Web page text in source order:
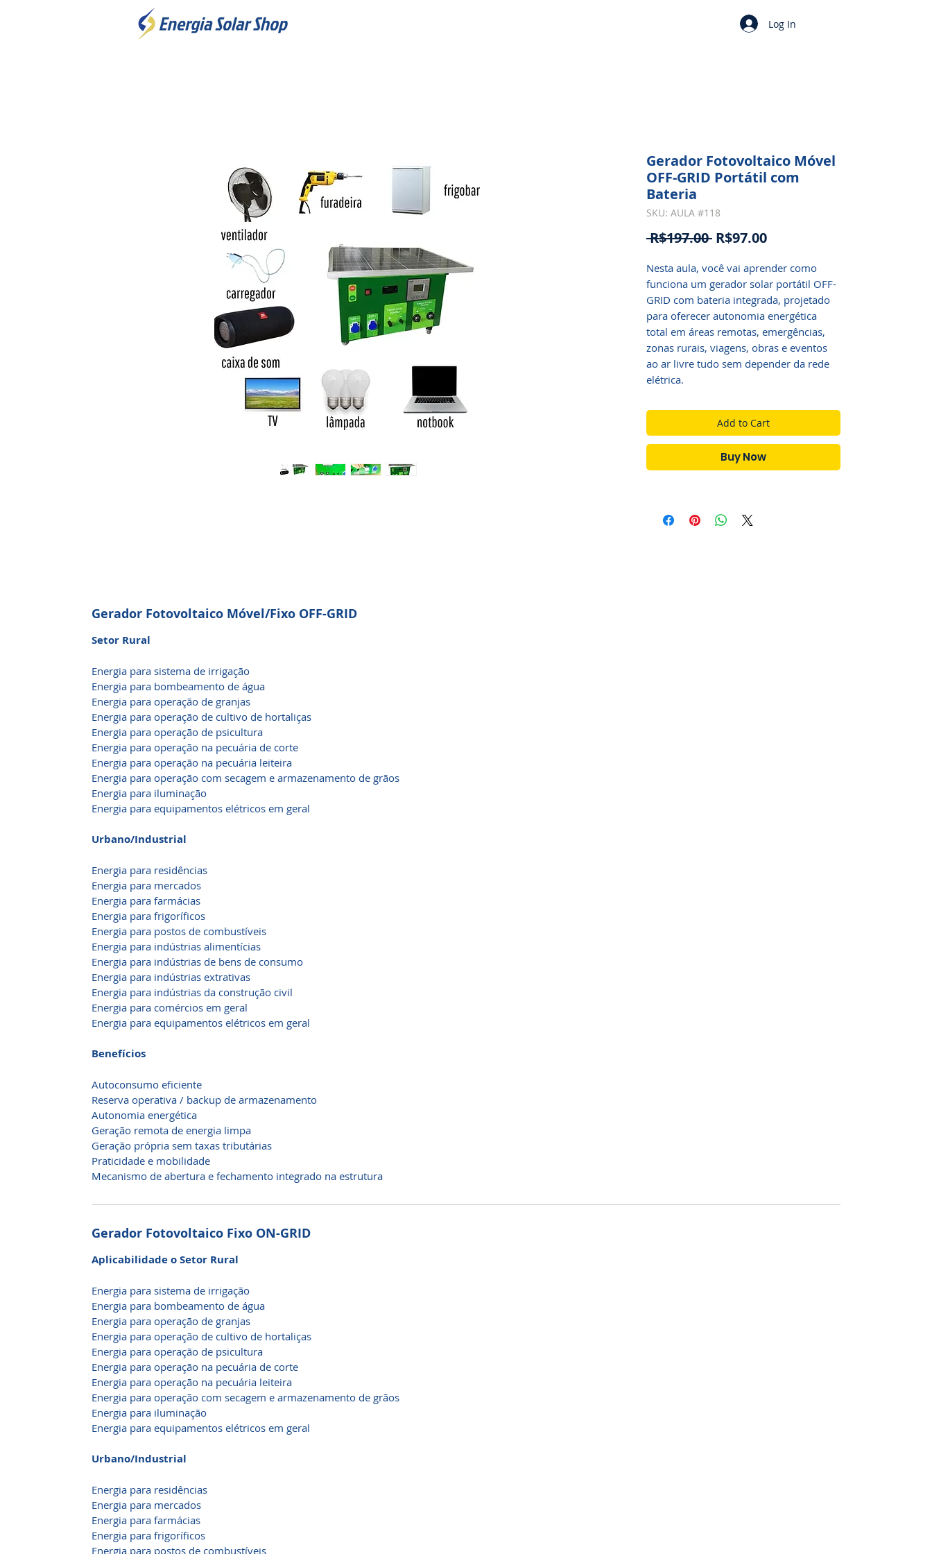
Log In
Gerador Fotovoltaico Móvel
OFF-GRID Portátil com
Bateria
SKU: AULA #118
R$197.00 Regular
R$97.00Sale
Nesta aula, você vai aprender como
funciona um gerador solar portátil OFF-
GRID com bateria integrada, projetado
para oferecer autonomia energética
total em áreas remotas, emergências,
zonas rurais, viagens, obras e eventos
ao ar livre tudo sem depender da rede
elétrica.
Add to Cart
Buy Now
Gerador Fotovoltaico Móvel/Fixo OFF-GRID
Setor Rural
Energia para sistema de irrigação
Energia para bombeamento de água
Energia para operação de granjas
Energia para operação de cultivo de hortaliças
Energia para operação de psicultura
Energia para operação na pecuária de corte
Energia para operação na pecuária leiteira
Energia para operação com secagem e armazenamento de grãos
Energia para iluminação
Energia para equipamentos elétricos em geral
Urbano/Industrial
Energia para residências
Energia para mercados
Energia para farmácias
Energia para frigoríficos
Energia para postos de combustíveis
Energia para indústrias alimentícias
Energia para indústrias de bens de consumo
Energia para indústrias extrativas
Energia para indústrias da construção civil
Energia para comércios em geral
Energia para equipamentos elétricos em geral
Benefícios
Autoconsumo eficiente
Reserva operativa / backup de armazenamento
Autonomia energética
Geração remota de energia limpa
Geração própria sem taxas tributárias
Praticidade e mobilidade
Mecanismo de abertura e fechamento integrado na estrutura
Gerador Fotovoltaico Fixo ON-GRID
Aplicabilidade o Setor Rural
Energia para sistema de irrigação
Energia para bombeamento de água
Energia para operação de granjas
Energia para operação de cultivo de hortaliças
Energia para operação de psicultura
Energia para operação na pecuária de corte
Energia para operação na pecuária leiteira
Energia para operação com secagem e armazenamento de grãos
Energia para iluminação
Energia para equipamentos elétricos em geral
Urbano/Industrial
Energia para residências
Energia para mercados
Energia para farmácias
Energia para frigoríficos
Energia para postos de combustíveis